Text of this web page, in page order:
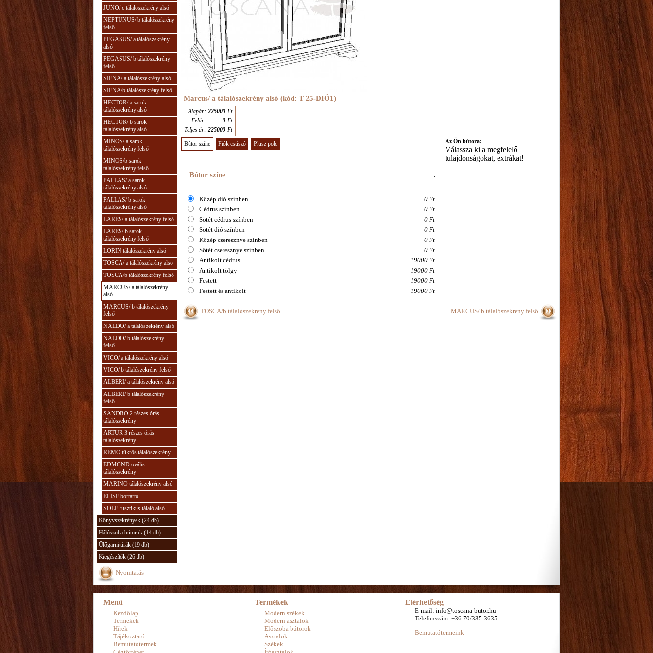
JUNO/ c tálalószekrény alsó
NEPTUNUS/ b tálalószekrény
felső
PEGASUS/ a tálalószekrény
alsó
PEGASUS/ b tálalószekrény
felső
SIENA/ a tálalószekrény alsó
SIENA/b tálalószekrény felső
HECTOR/ a sarok
tálalószekrény alsó
HECTOR/ b sarok
tálalószekrény alsó
MINOS/ a sarok
tálalószekrény felső
MINOS/b sarok
tálalószekrény felső
PALLAS/ a sarok
tálalószekrény alsó
PALLAS/ b sarok
tálalószekrény alsó
LARES/ a tálalószekrény felső
LARES/ b sarok
tálalószekrény felső
LORIN tálalószekrény alsó
TOSCA/ a tálalószekrény alsó
TOSCA/b tálalószekrény felső
MARCUS/ a tálalószekrény
alsó
MARCUS/ b tálalószekrény
felső
NALDO/ a tálalószekrény alsó
NALDO/ b tálalószekrény
felső
VICO/ a tálalószekrény alsó
VICO/ b tálalószekrény felső
ALBERI/ a tálalószekrény alsó
ALBERI/ b tálalószekrény
felső
SANDRO 2 részes órás
tálalószekrény
ARTUR 3 részes órás
tálalószekrény
REMO tükrös tálalószekrény
EDMOND ovális
tálalószekrény
MARINO tálalószekrény alsó
ELISE bortartó
SOLE rusztikus tálaló alsó
Könyvszekrények (24 db)
Hálószoba bútorok (14 db)
Ülőgarnitúrák (19 db)
Kiegészítők (26 db)
Nyomtatás
Marcus/ a tálalószekrény alsó (kód: T 25-DIÓ1)
Alapár: 225000 Ft
Felár:
0 Ft
Teljes ár: 225000 Ft
Bútor színe Fiók csúszó Plusz polc
Bútor színe .
Közép dió színben
0 Ft
Cédrus színben
0 Ft
Sötét cédrus színben
0 Ft
Sötét dió színben
0 Ft
Közép cseresznye színben
0 Ft
Sötét cseresznye színben
0 Ft
Antikolt cédrus
19000 Ft
Antikolt tölgy
19000 Ft
Festett
19000 Ft
Festett és antikolt
19000 Ft
Az Ön bútora:
Válassza ki a megfelelő
tulajdonságokat, extrákat!
TOSCA/b tálalószekrény felső MARCUS/ b tálalószekrény felső
Menü
Kezdőlap
Termékek
Hírek
Tájékoztató
Bemutatótermek
Termékek
Modern székek
Modern asztalok
Előszoba bútorok
Asztalok
Székek
Elérhetőség
E-mail: info@toscana-butor.hu
Telefonszám: +36 70/335-3635
Bemutatótermeink